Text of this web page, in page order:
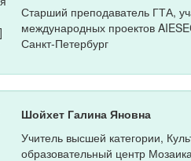
Старший преподаватель ГТА,
международных проектов
Санкт-Петербург
Шойхет Галина Яновна
Учитель высшей категории,
образовательный центр